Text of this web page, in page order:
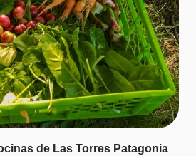
de Las Torres Patagonia